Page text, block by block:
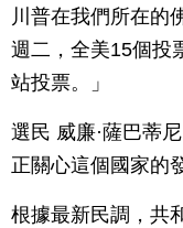
川普在我們所在的
週二，全美15個投
站投票。」
選民 威廉·薩巴蒂
正關心這個國家的
根據最新民調，共